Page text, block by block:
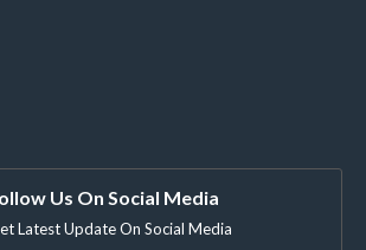
Us On Social Media
Latest Update On Social Media